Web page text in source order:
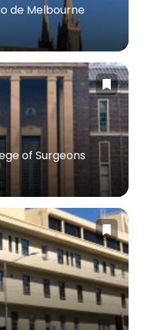
de Melbourne
of Surgeons